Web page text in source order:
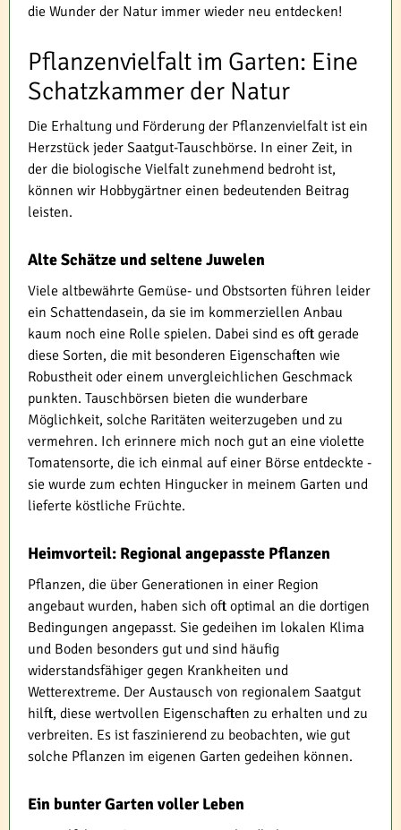
die Wunder der Natur immer wieder neu entdecken!
Pflanzenvielfalt im Garten: Eine
Schatzkammer der Natur
Die Erhaltung und Förderung der Pflanzenvielfalt ist ein
Herzstück jeder Saatgut-Tauschbörse. In einer Zeit, in
der die biologische Vielfalt zunehmend bedroht ist,
können wir Hobbygärtner einen bedeutenden Beitrag
leisten.
Alte Schätze und seltene Juwelen
Viele altbewährte Gemüse- und Obstsorten führen leider
ein Schattendasein, da sie im kommerziellen Anbau
kaum noch eine Rolle spielen. Dabei sind es oft gerade
diese Sorten, die mit besonderen Eigenschaften wie
Robustheit oder einem unvergleichlichen Geschmack
punkten. Tauschbörsen bieten die wunderbare
Möglichkeit, solche Raritäten weiterzugeben und zu
vermehren. Ich erinnere mich noch gut an eine violette
Tomatensorte, die ich einmal auf einer Börse entdeckte -
sie wurde zum echten Hingucker in meinem Garten und
lieferte köstliche Früchte.
Heimvorteil: Regional angepasste Pflanzen
Pflanzen, die über Generationen in einer Region
angebaut wurden, haben sich oft optimal an die dortigen
Bedingungen angepasst. Sie gedeihen im lokalen Klima
und Boden besonders gut und sind häufig
widerstandsfähiger gegen Krankheiten und
Wetterextreme. Der Austausch von regionalem Saatgut
hilft, diese wertvollen Eigenschaften zu erhalten und zu
verbreiten. Es ist faszinierend zu beobachten, wie gut
solche Pflanzen im eigenen Garten gedeihen können.
Ein bunter Garten voller Leben